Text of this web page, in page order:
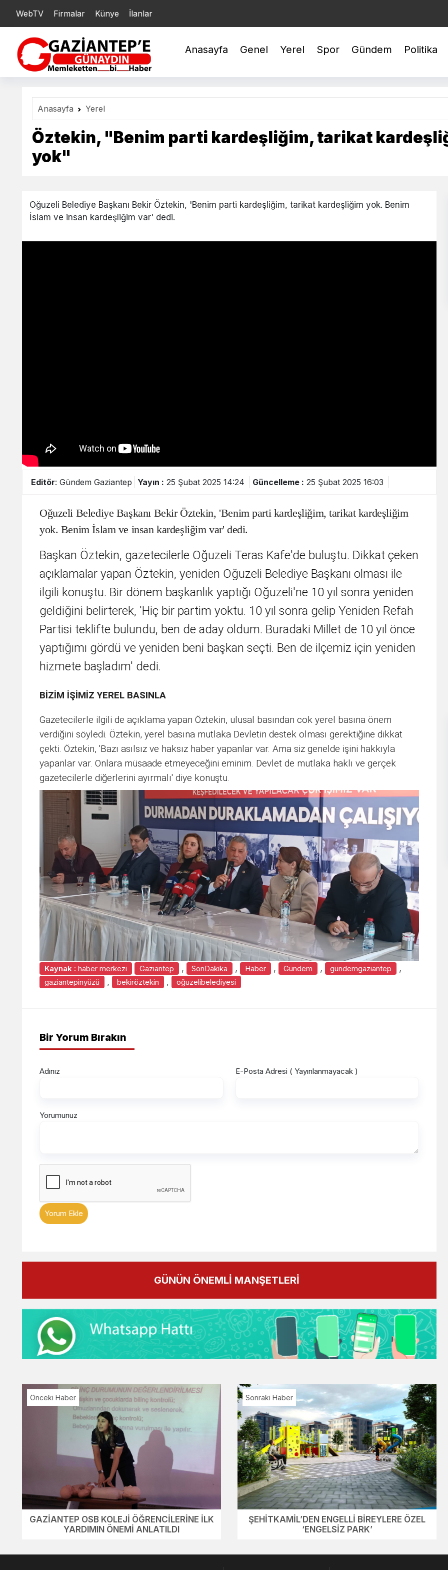
WebTV Firmalar Künye İlanlarYARIM : 21.222,43
Anasayfa Genel Yerel Spor Gündem Politika
Anasayfa Yerel
Öztekin, "Benim parti kardeşliğim, tarikat
yok"
Oğuzeli Belediye Başkanı Bekir Öztekin, 'Benim parti kardeşliğim, tarikat kardeşliğim yok. Benim
İslam ve insan kardeşliğim var' dedi.
Editör: Gündem Gaziantep Yayın : 25 Şubat 2025 14:24 Güncelleme : 25 Şubat 2025 16:03
Oğuzeli Belediye Başkanı Bekir Öztekin, 'Benim parti kardeşliğim, tarikat kardeşliğim
yok. Benim İslam ve insan kardeşliğim var' dedi.
Başkan Öztekin, gazetecilerle Oğuzeli Teras Kafe'de buluştu. Dikkat çeken
açıklamalar yapan Öztekin, yeniden Oğuzeli Belediye Başkanı olması ile
ilgili konuştu. Bir dönem başkanlık yaptığı Oğuzeli'ne 10 yıl sonra yeniden
geldiğini belirterek, 'Hiç bir partim yoktu. 10 yıl sonra gelip Yeniden Refah
Partisi teklifte bulundu, ben de aday oldum. Buradaki Millet de 10 yıl önce
yaptığımı gördü ve yeniden beni başkan seçti. Ben de ilçemiz için yeniden
hizmete başladım' dedi.
BİZİM İŞİMİZ YEREL BASINLA
Gazetecilerle ilgili de açıklama yapan Öztekin, ulusal basından cok yerel basına önem
verdiğini söyledi. Öztekin, yerel basına mutlaka Devletin destek olması gerektiğine dikkat
çekti. Öztekin, 'Bazı asılsız ve haksız haber yapanlar var. Ama siz genelde işini hakkıyla
yapanlar var. Onlara müsaade etmeyeceğini eminim. Devlet de mutlaka haklı ve gerçek
gazetecilerle diğerlerini ayırmalı' diye konuştu.
Kaynak : haber merkezi Gaziantep , SonDakika , Haber , Gündem , gündemgaziantep ,
gaziantepinyüzü , bekiröztekin , oğuzelibelediyesi
Bir Yorum Bırakın
Adınız E-Posta Adresi ( Yayınlanmayacak )
Yorumunuz
Yorum Ekle
GÜNÜN ÖNEMLİ MANŞETLERİ
Önceki Haber
GAZİANTEP OSB KOLEJİ ÖĞRENCİLERİNE İLK
YARDIMIN ÖNEMİ ANLATILDI
Sonraki Haber
ŞEHİTKAMİL’DEN ENGELLİ BİREYLERE ÖZEL
‘ENGELSİZ PARK’